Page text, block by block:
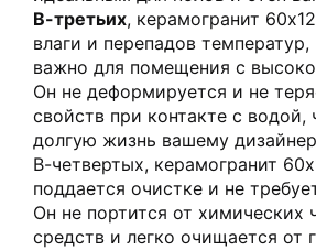
В-третьих, керамогранит
влаги и перепадов температур,
важно для помещения с
Он не деформируется и не
свойств при контакте с водой,
долгую жизнь вашему
В-четвертых, керамогранит
поддается очистке и не
Он не портится от химических
средств и легко очищается от